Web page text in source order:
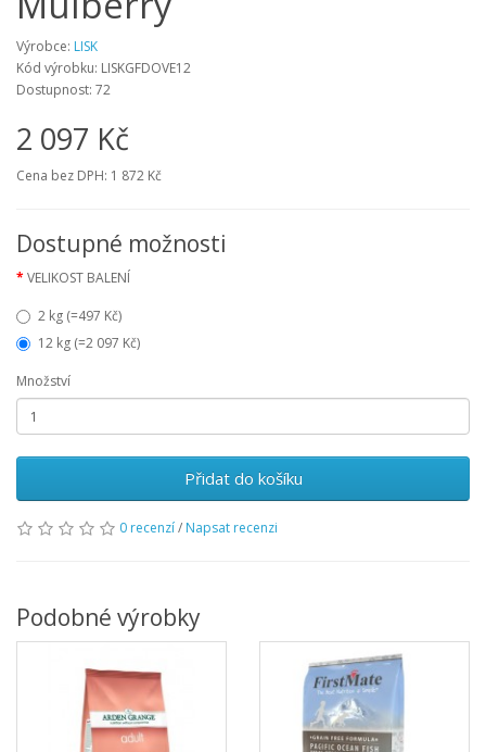
Výrobce: LISK
Kód výrobku: LISKGFDOVE12
Dostupnost: 72
2 097 Kč
Cena bez DPH: 1 872 Kč
Dostupné možnosti
VELIKOST BALENÍ
2 kg (=497 Kč)
12 kg (=2 097 Kč)
Množství
Přidat do košíku
0 recenzí/ Napsat recenzi
Podobné výrobky